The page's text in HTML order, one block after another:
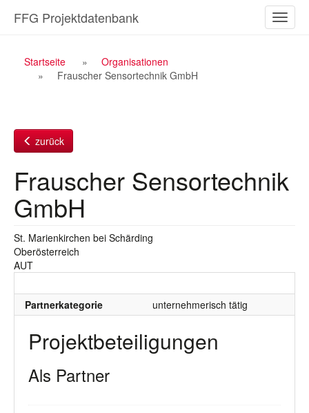
Inhalt
ein-/
FFG Projektdatenbank
Breadcrumb
Navigation
Startseite
Organisationen
Frauscher Sensortechnik GmbH
zurück
Frauscher Sensortechnik
GmbH
St. Marienkirchen bei Schärding
Oberösterreich
AUT
Partnerkategorie unternehmerisch tätig
Projektbeteiligungen
Als Partner